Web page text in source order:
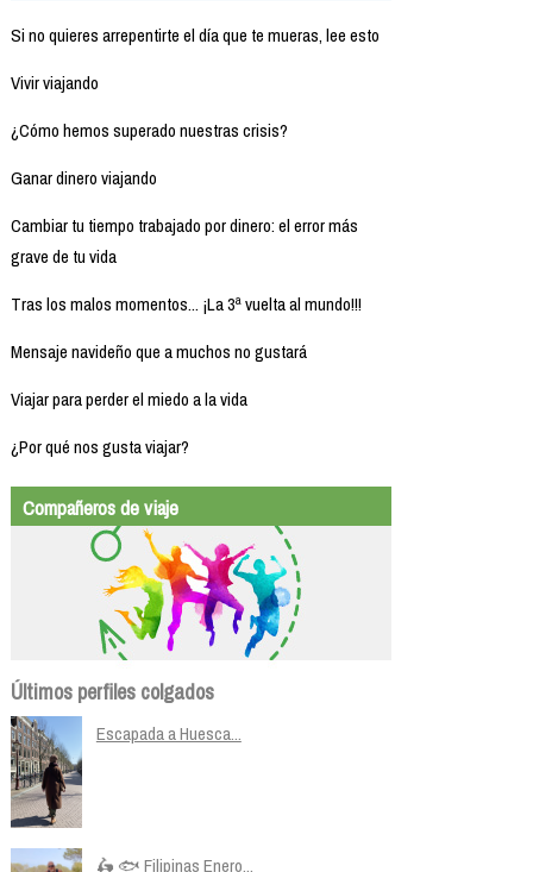
Si no quieres arrepentirte el día que te mueras, lee esto
Vivir viajando
¿Cómo hemos superado nuestras crisis?
Ganar dinero viajando
Cambiar tu tiempo trabajado por dinero: el error más
grave de tu vida
Tras los malos momentos... ¡La 3ª vuelta al mundo!!!
Mensaje navideño que a muchos no gustará
Viajar para perder el miedo a la vida
¿Por qué nos gusta viajar?
Compañeros de viaje
Últimos perfiles colgados
Escapada a Huesca...
🛵 🐟 Filipinas Enero...